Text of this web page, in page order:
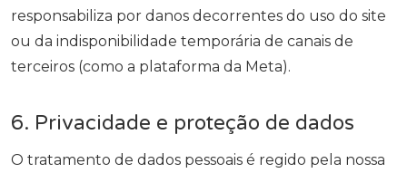
responsabiliza por danos decorrentes do uso do site
ou da indisponibilidade temporária de canais de
terceiros (como a plataforma da Meta).
6. Privacidade e proteção de dados
O tratamento de dados pessoais é regido pela nossa